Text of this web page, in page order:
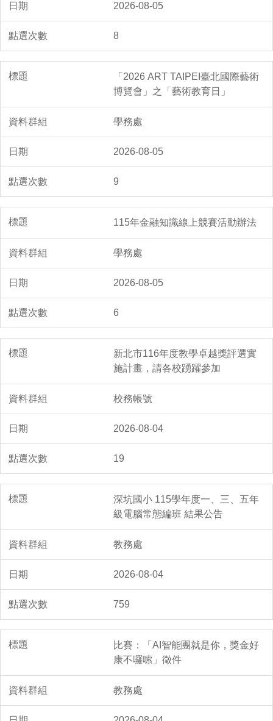
2026-08-05
8
「2026 ART TAIPEI臺北國際藝術
博覽會」之「藝術教育日」
學務處
2026-08-05
9
115年金融知識線上競賽活動辦法
學務處
2026-08-05
6
新北市116年度教學卓越獎評選實
施計畫，請各校踴躍參加
校務帳號
2026-08-04
19
深坑國小 115學年度一、三、五年
級電腦常態編班 結果公告
教務處
2026-08-04
759
比賽：「AI智能團就是你，獎金好
康不囉嗦」徵件
教務處